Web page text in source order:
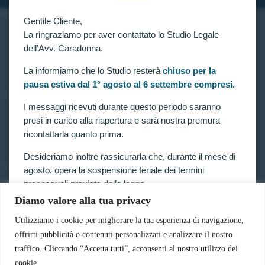
Diamo valore alla tua privacy
Utilizziamo i cookie per migliorare la tua esperienza di navigazione,
offrirti pubblicità o contenuti personalizzati e analizzare il nostro
traffico. Cliccando “Accetta tutti”, acconsenti al nostro utilizzo dei
cookie.
Gentile Cliente,
La ringraziamo per aver contattato lo Studio Legale
dell’Avv. Caradonna.
La informiamo che lo Studio resterà chiuso per la
pausa estiva dal 1° agosto al 6 settembre compresi.
I messaggi ricevuti durante questo periodo saranno
presi in carico alla riapertura e sarà nostra premura
ricontattarla quanto prima.
Desideriamo inoltre rassicurarla che, durante il mese di
agosto, opera la sospensione feriale dei termini
processuali prevista dalla legge.
Pertanto, nella generalità dei casi, i termini relativi a
ricorsi, impugnazioni e agli altri adempimenti
processuali, compresi quelli dinanzi al TAR, sono
sospesi.
Home
Chi siamo
Contatti
Prenota consulenza
Privacy e Cookie Policy
Forze armate e polizia
Concorsi pubblici
Pubblico impiego
Contratti con la pubblica amministrazione
Vittime del dovere ed equiparati